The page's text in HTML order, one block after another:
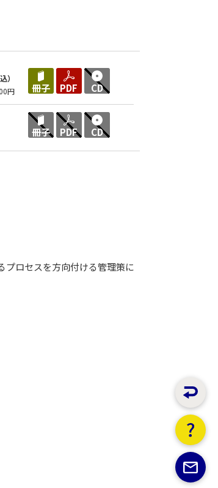
）
円
冊子 PDF CD
冊子 PDF CD
プロセスを方向付ける管理策に